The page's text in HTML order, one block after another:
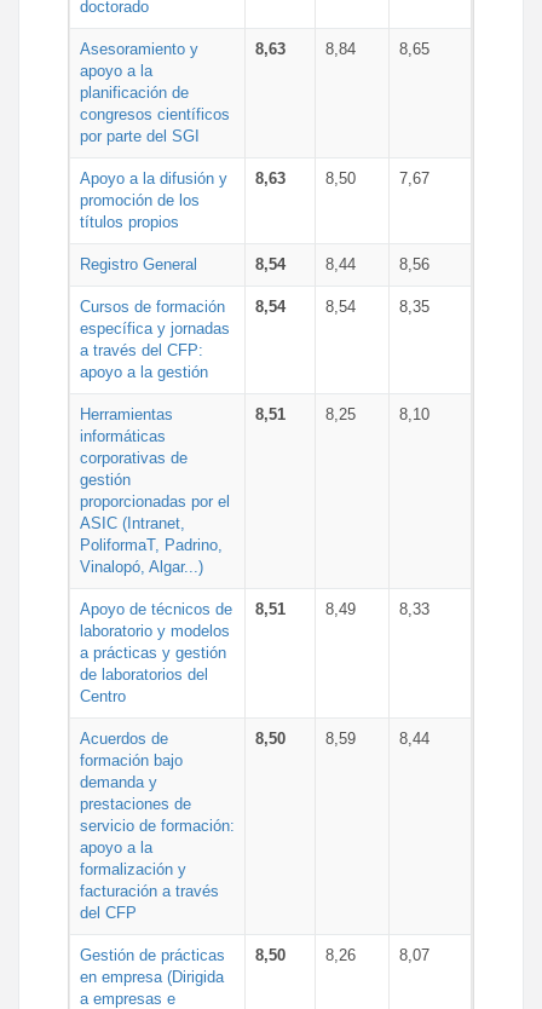
doctorado
Asesoramiento y
apoyo a la
planificación de
congresos científicos
por parte del SGI
8,63 8,84 8,65
Apoyo a la difusión y
promoción de los
títulos propios
8,63 8,50 7,67
Registro General 8,54 8,44 8,56
Cursos de formación
específica y jornadas
a través del CFP:
apoyo a la gestión
8,54 8,54 8,35
Herramientas
informáticas
corporativas de
gestión
proporcionadas por el
ASIC (Intranet,
PoliformaT, Padrino,
Vinalopó, Algar...)
8,51 8,25 8,10
Apoyo de técnicos de
laboratorio y modelos
a prácticas y gestión
de laboratorios del
Centro
8,51 8,49 8,33
Acuerdos de
formación bajo
demanda y
prestaciones de
servicio de formación:
apoyo a la
formalización y
facturación a través
del CFP
8,50 8,59 8,44
Gestión de prácticas
en empresa (Dirigida
a empresas e
8,50 8,26 8,07